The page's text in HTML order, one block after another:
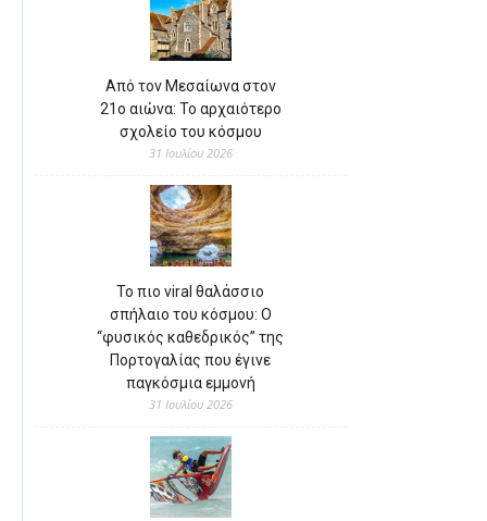
Από τον Μεσαίωνα στον
21ο αιώνα: Το αρχαιότερο
σχολείο του κόσμου
31 Ιουλίου 2026
Το πιο viral θαλάσσιο
σπήλαιο του κόσμου: Ο
“φυσικός καθεδρικός” της
Πορτογαλίας που έγινε
παγκόσμια εμμονή
31 Ιουλίου 2026